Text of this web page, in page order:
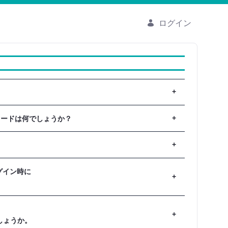
ログイン
ドは何でしょうか？
。 初回ログイン時にパスワードを変更いた
予定です。
ン時に
への登録のみではKEP BAにはアクセス不可
うか。